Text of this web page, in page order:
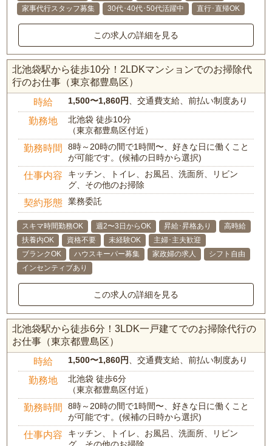
家事代行スタッフ募集
30代･40代･50代活躍中 直行･直帰OK
この求人の詳細を見る
北池袋駅から徒歩10分！2LDKマンションでのお掃除代
行のお仕事（東京都豊島区）
時給 1,500〜1,860円 、交通費支給、前払い制度あり
勤務地
北池袋 徒歩10分
（東京都豊島区付近）
勤務時間
8時～20時の間で1時間〜、好きな日に働くこと
が可能です。(候補の日時から選択)
仕事内容
キッチン、トイレ、お風呂、洗面所、リビン
グ、その他のお掃除
契約形態 業務委託
スキマ時間勤務OK 週2〜3日からOK 昇給･昇格あり
高時給
扶養内OK
資格不要 未経験OK
主婦･主夫歓迎
ブランクOK
ハウスキーパー募集 家政婦の求人
シフト自由
インセンティブあり
この求人の詳細を見る
北池袋駅から徒歩6分！3LDK一戸建てでのお掃除代行の
お仕事（東京都豊島区）
時給 1,500〜1,860円 、交通費支給、前払い制度あり
勤務地
北池袋 徒歩6分
（東京都豊島区付近）
勤務時間
8時～20時の間で1時間〜、好きな日に働くこと
が可能です。(候補の日時から選択)
仕事内容
キッチン、トイレ、お風呂、洗面所、リビン